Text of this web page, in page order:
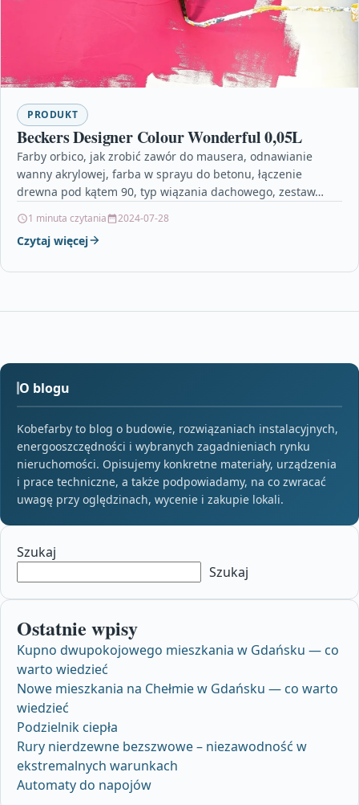
PRODUKT
Beckers Designer Colour Wonderful 0,05L
Farby orbico, jak zrobić zawór do mausera, odnawianie
wanny akrylowej, farba w sprayu do betonu, łączenie
drewna pod kątem 90, typ wiązania dachowego, zestaw…
1 minuta czytania 2024-07-28
Czytaj więcej
O blogu
Kobefarby to blog o budowie, rozwiązaniach instalacyjnych,
energooszczędności i wybranych zagadnieniach rynku
nieruchomości. Opisujemy konkretne materiały, urządzenia
i prace techniczne, a także podpowiadamy, na co zwracać
uwagę przy oględzinach, wycenie i zakupie lokali.
Szukaj
Szukaj
Ostatnie wpisy
Kupno dwupokojowego mieszkania w Gdańsku — co
warto wiedzieć
Nowe mieszkania na Chełmie w Gdańsku — co warto
wiedzieć
Podzielnik ciepła
Rury nierdzewne bezszwowe – niezawodność w
ekstremalnych warunkach
Automaty do napojów